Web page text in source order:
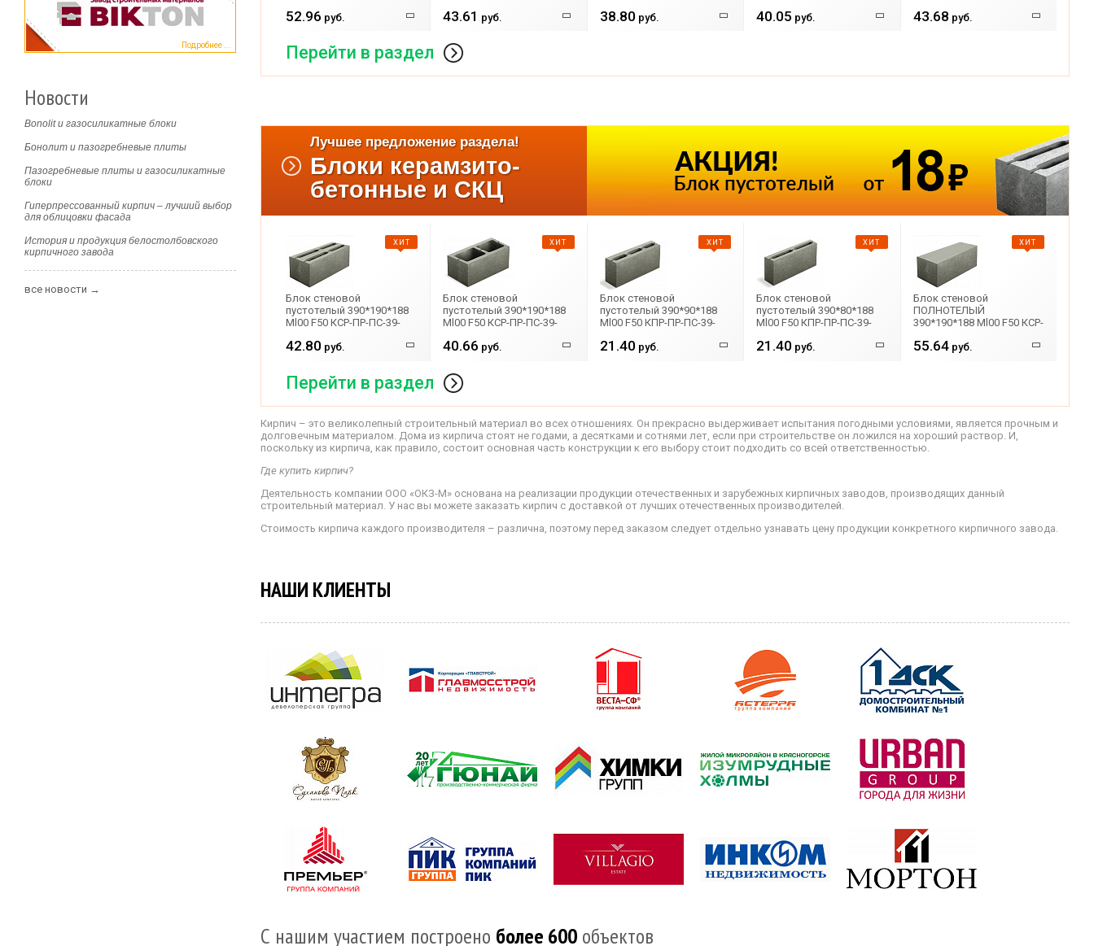
52.96 руб. 43.61 руб. 38.80 руб. 40.05 руб. 43.68 руб.
Перейти в раздел
Лучшее предложение раздела!
Блоки керамзито-
бетонные и СКЦ
ХИТ
Блок стеновой
пустотелый 390*190*188
Ml00 F50 КСР-ПР-ПС-39-
42.80 руб.
ХИТ
Блок стеновой
пустотелый 390*190*188
Ml00 F50 КСР-ПР-ПС-39-
40.66 руб.
ХИТ
Блок стеновой
пустотелый 390*90*188
Ml00 F50 КПР-ПР-ПС-39-
21.40 руб.
ХИТ
Блок стеновой
пустотелый 390*80*188
Ml00 F50 КПР-ПР-ПС-39-
21.40 руб.
ХИТ
Блок стеновой
ПОЛНОТЕЛЫЙ
390*190*188 Ml00 F50 КСР-
55.64руб.
Перейти в раздел
Кирпич – это великолепный строительный материал во всех отношениях. Он прекрасно выдерживает испытания погодными условиями, является прочным и
долговечным материалом. Дома из кирпича стоят не годами, а десятками и сотнями лет, если при строительстве он ложился на хороший раствор. И,
поскольку из кирпича, как правило, состоит основная часть конструкции к его выбору стоит подходить со всей ответственностью.
Где купить кирпич?
Деятельность компании ООО «ОКЗ-М» основана на реализации продукции отечественных и зарубежных кирпичных заводов, производящих данный
строительный материал. У нас вы можете заказать кирпич с доставкой от лучших отечественных производителей.
Стоимость кирпича каждого производителя – различна, поэтому перед заказом следует отдельно узнавать цену продукции конкретного кирпичного завода.
НАШИ КЛИЕНТЫ
С нашим участием построено более 600 объектов
Подробнее ...
Новости
Bonolit и газосиликатные блоки
Бонолит и пазогребневые плиты
Пазогребневые плиты и газосиликатные
блоки
Гиперпрессованный кирпич – лучший выбор
для облицовки фасада
История и продукция белостолбовского
кирпичного завода
все новости →